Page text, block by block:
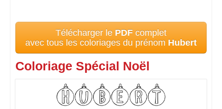
Télécharger le PDF complet
avec tous les coloriages du prénom Hubert
Coloriage Spécial Noël